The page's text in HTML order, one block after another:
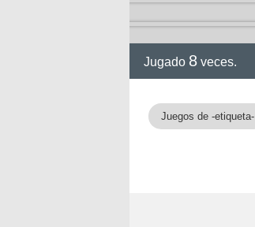
Jugado 8 veces.
Juegos de -etiqueta-